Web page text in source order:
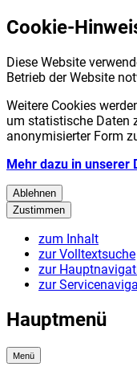
Cookie-
Diese Website
Betrieb der Website
Weitere Cookies
um statistische Daten
anonymisierter Form
Mehr dazu in unserer
Ablehnen
Zustimmen
zum Inhalt
zur Volltextsuche
zur
zur
Hauptmenü
Menü